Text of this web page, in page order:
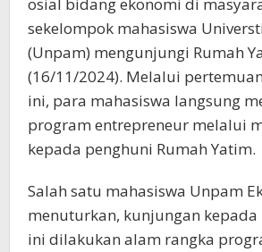
sekelompok mahasiswa
(Unpam) mengunjungi Rumah
(16/11/2024). Melalui
ini, para mahasiswa langsung
program entrepreneur melalui
kepada penghuni Rumah Yatim.
Salah satu mahasiswa Unpam
menuturkan, kunjungan kepada
ini dilakukan alam rangka